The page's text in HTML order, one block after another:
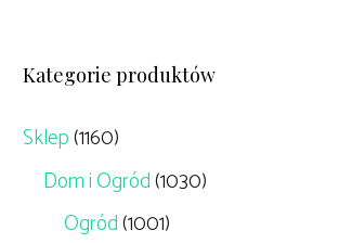
Kategorie produktów
Sklep(1160)
Dom i Ogród(1030)
Ogród(1001)